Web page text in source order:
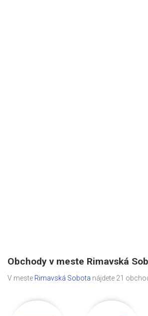
Obchody v meste Rimavská
V meste Rimavská Sobota nájdete 21